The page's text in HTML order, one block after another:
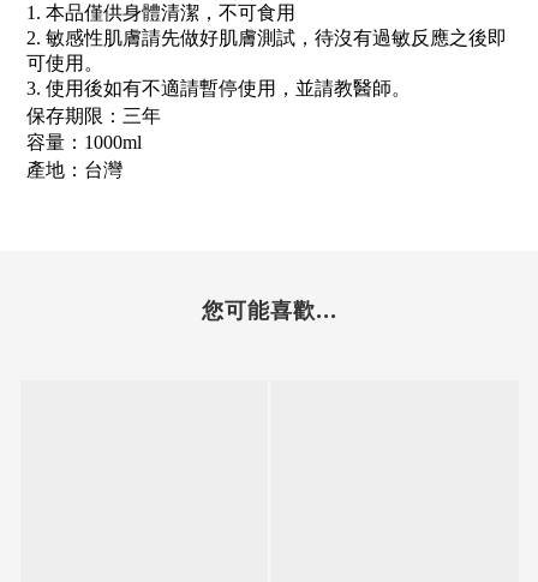
1. 本品僅供身體清潔，不可食用
2. 敏感性肌膚請先做好肌膚測試，待沒有過敏反應之後即
可使用。
3. 使用後如有不適請暫停使用，並請教醫師。
保存期限：三年
容量：1000ml
產地：台灣
您可能喜歡...